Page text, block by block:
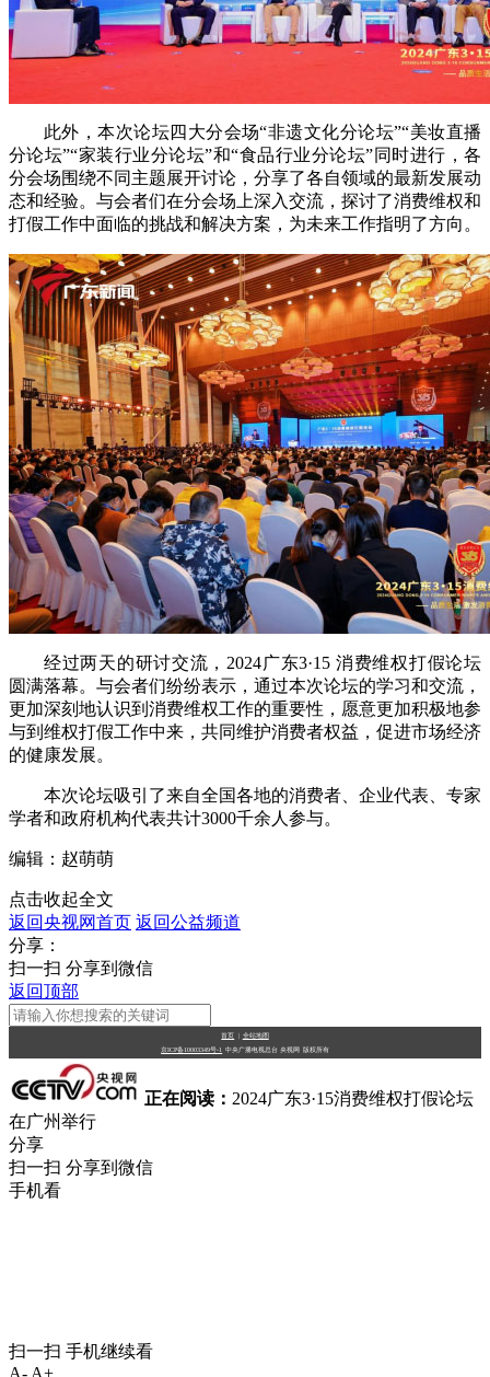
此外，本次论坛四大分会场“非遗文化分论坛”“美妆直播
分论坛”“家装行业分论坛”和“食品行业分论坛”同时进行，各
分会场围绕不同主题展开讨论，分享了各自领域的最新发展动
态和经验。与会者们在分会场上深入交流，探讨了消费维权和
打假工作中面临的挑战和解决方案，为未来工作指明了方向。
经过两天的研讨交流，2024广东3·15 消费维权打假论坛
圆满落幕。与会者们纷纷表示，通过本次论坛的学习和交流，
更加深刻地认识到消费维权工作的重要性，愿意更加积极地参
与到维权打假工作中来，共同维护消费者权益，促进市场经济
的健康发展。
本次论坛吸引了来自全国各地的消费者、企业代表、专家
学者和政府机构代表共计3000千余人参与。
编辑：赵萌萌
点击收起全文
返回央视网首页 返回公益频道
分享：
扫一扫 分享到微信
返回顶部
首页 全站地图
京ICP备10003349号-1 中央广播电视总台 央视网 版权所有
正在阅读： 2024广东3·15消费维权打假论坛
在广州举行
分享
扫一扫 分享到微信
手机看
扫一扫 手机继续看